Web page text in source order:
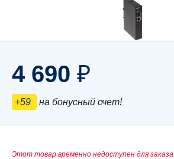
4 690 ₽
+59 на бонусный счет!
Этот товар временно недоступен для заказа